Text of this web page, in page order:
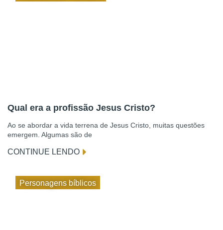
Qual era a profissão Jesus Cristo?
Ao se abordar a vida terrena de Jesus Cristo, muitas questões
emergem. Algumas são de
CONTINUE LENDO
Personagens bíblicos